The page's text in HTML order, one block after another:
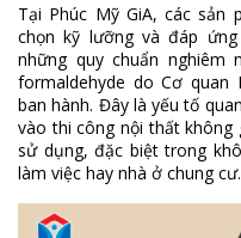
Tại Phúc Mỹ GiA, các sản
chọn kỹ lưỡng và đáp
những quy chuẩn nghiêm
formaldehyde do Cơ
ban hành. Đây là yếu tố
vào thi công nội thất không
sử dụng, đặc biệt trong
làm việc hay nhà ở chung cư.